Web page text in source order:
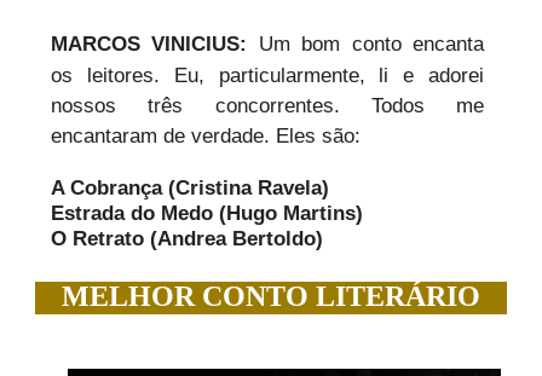
MARCOS VINICIUS: Um bom conto encanta
os leitores. Eu, particularmente, li e adorei
nossos três concorrentes. Todos me
encantaram de verdade. Eles são:
A Cobrança (Cristina Ravela)
Estrada do Medo (Hugo Martins)
O Retrato (Andrea Bertoldo)
MELHOR CONTO LITERÁRIO